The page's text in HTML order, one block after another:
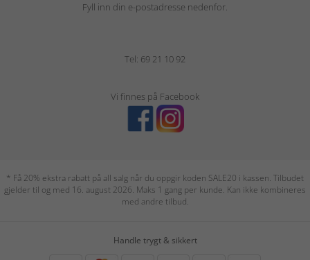
Fyll inn din e-postadresse nedenfor.
Tel: 69 21 10 92
Vi finnes på Facebook
* Få 20% ekstra rabatt på all salg når du oppgir koden SALE20 i kassen. Tilbudet
gjelder til og med 16. august 2026. Maks 1 gang per kunde. Kan ikke kombineres
med andre tilbud.
Handle trygt & sikkert